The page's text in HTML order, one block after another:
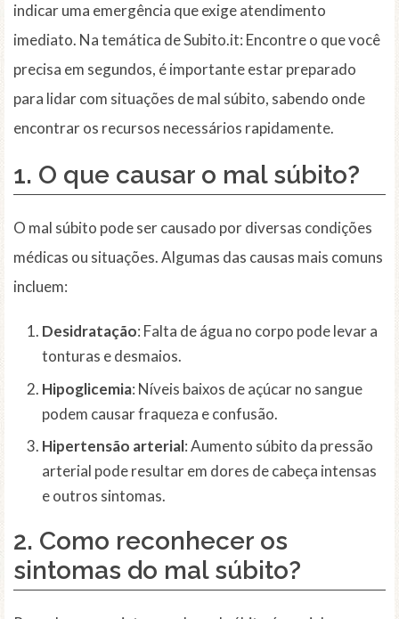
indicar uma emergência que exige atendimento
imediato. Na temática de Subito.it: Encontre o que você
precisa em segundos, é importante estar preparado
para lidar com situações de mal súbito, sabendo onde
encontrar os recursos necessários rapidamente.
1. O que causar o mal súbito?
O mal súbito pode ser causado por diversas condições
médicas ou situações. Algumas das causas mais comuns
incluem:
Desidratação: Falta de água no corpo pode levar a
tonturas e desmaios.
Hipoglicemia: Níveis baixos de açúcar no sangue
podem causar fraqueza e confusão.
Hipertensão arterial: Aumento súbito da pressão
arterial pode resultar em dores de cabeça intensas
e outros sintomas.
2. Como reconhecer os
sintomas do mal súbito?